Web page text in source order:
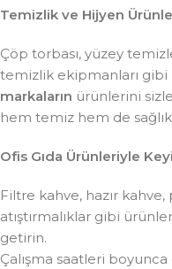
Temizlik ve Hijyen
Çöp torbası, yüzey
temizlik ekipmanları
markaların ürünlerini
hem temiz hem de
Ofis Gıda Ürünleriyle
Filtre kahve, hazır
atıştırmalıklar gibi
getirin.
Çalışma saatleri boyunca